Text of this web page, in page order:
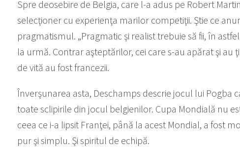
Spre deosebire de Belgia, care l-a adus pe Robert
selecţioner cu experienţa marilor competiţii. Ştie ce
pragmatismul. „Pragmatic şi realist trebuie să fii, în
la urmă. Contrar aşteptărilor, cei care s-au apărat şi au
de vită au fost francezii.
Înverşunarea asta, Deschamps descrie jocul lui Pogba
toate sclipirile din jocul belgienilor. Cupa Mondială nu
ceea ce i-a lipsit Franţei, până la acest Mondial, a fost
pur şi simplu. Şi spiritul de echipă.